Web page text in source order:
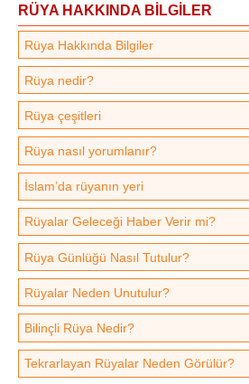
RÜYA HAKKINDA BİLGİLER
Rüya Hakkında Bilgiler
Rüya nedir?
Rüya çeşitleri
Rüya nasıl yorumlanır?
İslam’da rüyanın yeri
Rüyalar Geleceği Haber Verir mi?
Rüya Günlüğü Nasıl Tutulur?
Rüyalar Neden Unutulur?
Bilinçli Rüya Nedir?
Tekrarlayan Rüyalar Neden Görülür?